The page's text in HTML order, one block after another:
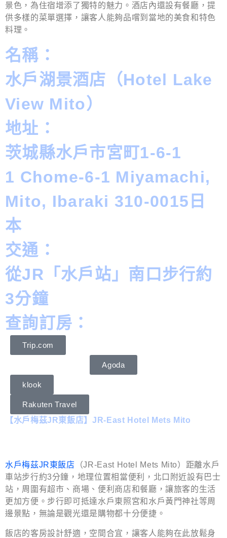
景色，為住宿增添了獨特的魅力。酒店內還設有餐廳，提
供多樣的菜單選擇，讓客人能夠品嚐到當地的美食和特色
料理。
名稱：
水戶湖景酒店（Hotel Lake
View Mito）
地址：
茨城縣水戶市宮町1-6-1
1 Chome-6-1 Miyamachi,
Mito, Ibaraki 310-0015日
本
交通：
從JR「水戶站」南口步行約
3分鐘
查詢訂房：
Trip.com
Agoda
klook
Rakuten Travel
【水戶梅茲JR東飯店】JR-East Hotel Mets Mito
水戶梅茲JR東飯店 （JR-East Hotel Mets Mito）距離水戶
車站步行約3分鐘，地理位置相當便利，北口附近設有巴士
站，周圍有超市、商場、便利商店和餐廳，讓旅客的生活
更加方便。步行即可抵達水戶東照宮和水戶黃門神社等周
邊景點，無論是觀光還是購物都十分便捷。
飯店的客房設計舒適，空間合宜，讓客人能夠在此放鬆身